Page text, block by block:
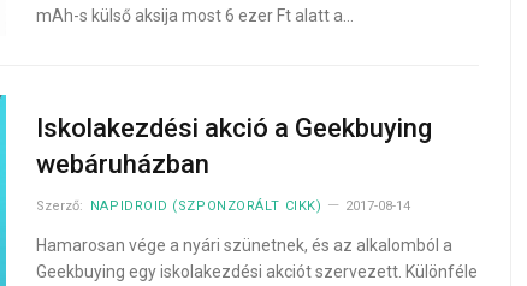
mAh-s külső aksija most 6 ezer Ft alatt a…
Iskolakezdési akció a Geekbuying
webáruházban
Szerző: NAPIDROID (SZPONZORÁLT CIKK) 2017-08-14
Hamarosan vége a nyári szünetnek, és az alkalomból a
Geekbuying egy iskolakezdési akciót szervezett. Különféle